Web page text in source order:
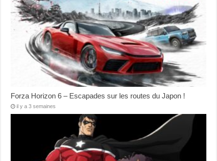
Forza Horizon 6 – Escapades sur les routes du Japon !
il y a 3 semaines